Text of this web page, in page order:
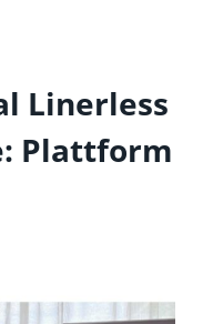
Linerless
Plattform